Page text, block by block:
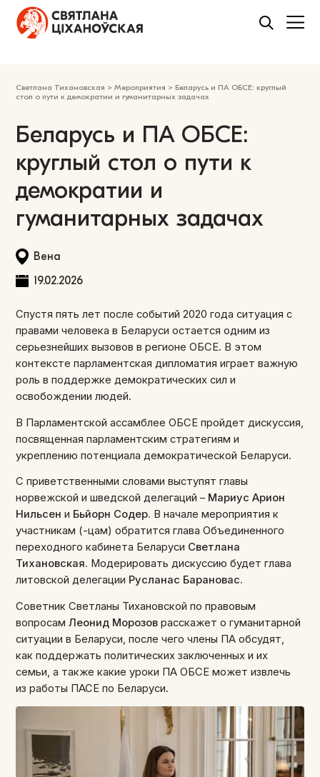
Светлана Тихановская >Мероприятия > Беларусь и ПА ОБСЕ: круглый
стол о пути к демократии и гуманитарных задачах
Беларусь и ПА ОБСЕ:
круглый стол о пути к
демократии и
гуманитарных задачах
Вена
19.02.2026
Спустя пять лет после событий 2020 года ситуация с
правами человека в Беларуси остается одним из
серьезнейших вызовов в регионе ОБСЕ. В этом
контексте парламентская дипломатия играет важную
роль в поддержке демократических сил и
освобождении людей.
В Парламентской ассамблее ОБСЕ пройдет дискуссия,
посвященная парламентским стратегиям и
укреплению потенциала демократической Беларуси.
С приветственными словами выступят главы
норвежской и шведской делегаций – Мариус Арион
Нильсен и Бьйорн Содер. В начале мероприятия к
участникам (-цам) обратится глава Объединенного
переходного кабинета Беларуси Светлана
Тихановская. Модерировать дискуссию будет глава
литовской делегации Русланас Барановас.
Советник Светланы Тихановской по правовым
вопросам Леонид Морозов расскажет о гуманитарной
ситуации в Беларуси, после чего члены ПА обсудят,
как поддержать политических заключенных и их
семьи, а также какие уроки ПА ОБСЕ может извлечь
из работы ПАСЕ по Беларуси.